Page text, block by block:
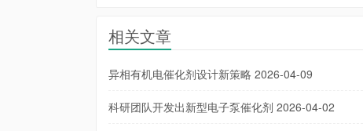
相关文章
异相有机电催化剂设计新策略 2026-04-09
科研团队开发出新型电子泵催化剂 2026-04-02